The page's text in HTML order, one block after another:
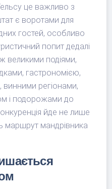
це важливо з
є воротами для
гостей, особливо
попит дедалі
великими подіями,
гастрономією,
регіонами,
і подорожами до
йде не лише
маршрут мандрівника